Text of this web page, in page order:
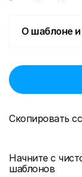
О шаблоне
Скопировать
Начните с
шаблонов